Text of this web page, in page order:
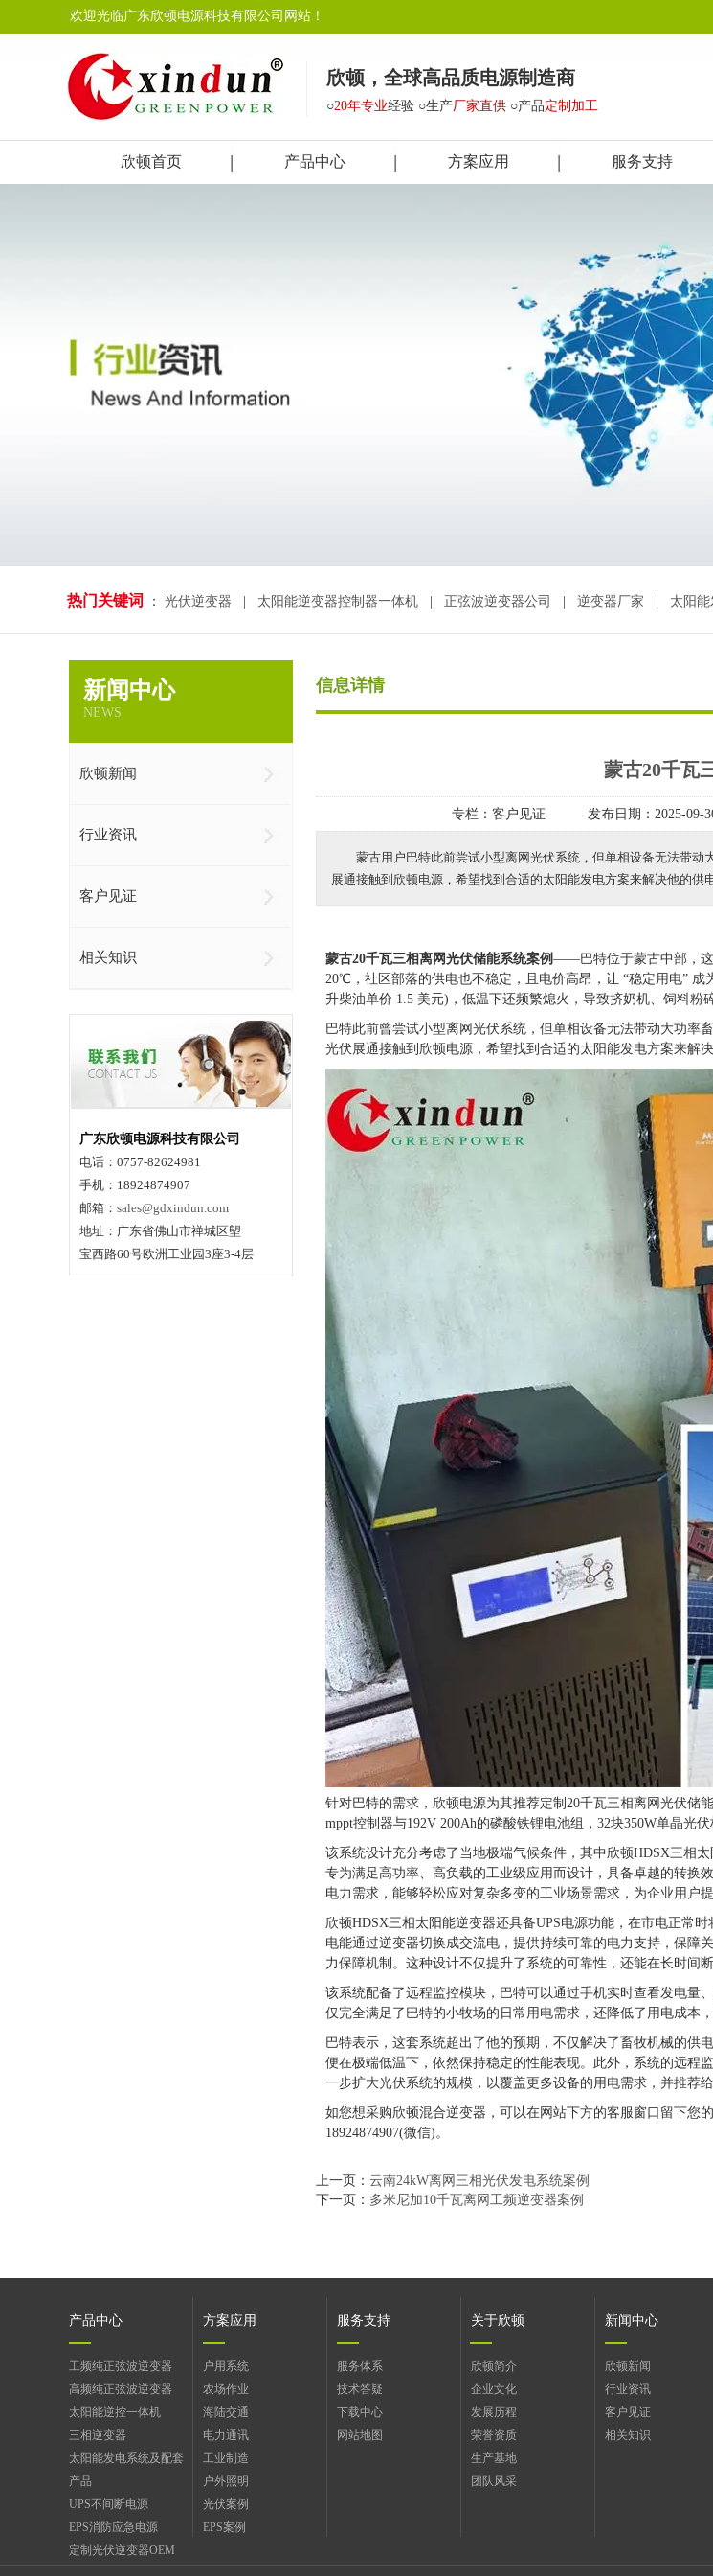
欢迎光临广东欣顿电源科技有限公司网站！
欣顿，全球高品质电源制造商
○20年专业经验 ○生产厂家直供 ○产品定制加工
欣顿首页 产品中心 方案应用 服务支持
热门关键词 ： 光伏逆变器 太阳能逆变器控制器一体机 正弦波逆变器公司 逆变器厂家 太阳
新闻中心
NEWS
欣顿新闻
行业资讯
客户见证
相关知识
广东欣顿电源科技有限公司
电话：0757-82624981
手机：18924874907
邮箱： sales@gdxindun.com
地址：广东省佛山市禅城区塱
宝西路60号欧洲工业园3座3-4层
信息详情
蒙古20千瓦
专栏： 客户见证 发布日期： 2025-09-
蒙古用户巴特此前尝试小型离网光伏系统，但单相设备无法带
展通接触到欣顿电源，希望找到合适的太阳能发电方案来解决他的供
蒙古20千瓦三相离网光伏储能系统案例——巴特位于蒙古中部，这
20℃，社区部落的供电也不稳定，且电价高昂，让 “稳定用电”
升柴油单价 1.5 美元)，低温下还频繁熄火，导致挤奶机、饲料粉
巴特此前曾尝试小型离网光伏系统，但单相设备无法带动大功率
光伏展通接触到欣顿电源，希望找到合适的太阳能发电方案来解决
针对巴特的需求，欣顿电源为其推荐定制20千瓦三相离网光伏储
mppt控制器与192V 200Ah的磷酸铁锂电池组，32块350W单晶光伏
该系统设计充分考虑了当地极端气候条件，其中欣顿HDSX三相
专为满足高功率、高负载的工业级应用而设计，具备卓越的转换
电力需求，能够轻松应对复杂多变的工业场景需求，为企业用户
欣顿HDSX三相太阳能逆变器还具备UPS电源功能，在市电正常
电能通过逆变器切换成交流电，提供持续可靠的电力支持，保障
力保障机制。这种设计不仅提升了系统的可靠性，还能在长时间
该系统配备了远程监控模块，巴特可以通过手机实时查看发电量
仅完全满足了巴特的小牧场的日常用电需求，还降低了用电成本
巴特表示，这套系统超出了他的预期，不仅解决了畜牧机械的供
便在极端低温下，依然保持稳定的性能表现。此外，系统的远程
一步扩大光伏系统的规模，以覆盖更多设备的用电需求，并推荐
如您想采购欣顿混合逆变器，可以在网站下方的客服窗口留下您
18924874907(微信)。
上一页： 云南24kW离网三相光伏发电系统案例
下一页： 多米尼加10千瓦离网工频逆变器案例
产品中心
工频纯正弦波逆变器
高频纯正弦波逆变器
太阳能逆控一体机
三相逆变器
太阳能发电系统及配套
产品
UPS不间断电源
EPS消防应急电源
定制光伏逆变器OEM
方案应用
户用系统
农场作业
海陆交通
电力通讯
工业制造
户外照明
光伏案例
EPS案例
服务支持
服务体系
技术答疑
下载中心
网站地图
关于欣顿
欣顿简介
企业文化
发展历程
荣誉资质
生产基地
团队风采
新闻中心
欣顿新闻
行业资讯
客户见证
相关知识